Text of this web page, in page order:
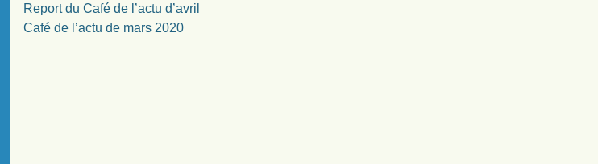
Report du Café de l’actu d’avril
Café de l’actu de mars 2020